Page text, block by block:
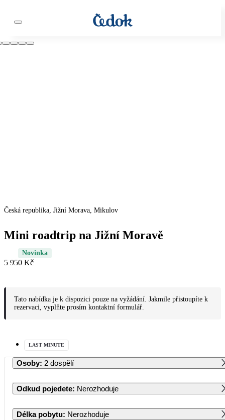
Česká republika, Jižní Morava, Mikulov
Mini roadtrip na Jižní Moravě
Novinka
5 950 Kč
Tato nabídka je k dispozici pouze na vyžádání. Jakmile přistoupíte k
rezervaci, vyplňte prosím kontaktní formulář.
LAST MINUTE
Osoby: 2 dospělí
Odkud pojedete: Nerozhoduje
Délka pobytu: Nerozhoduje